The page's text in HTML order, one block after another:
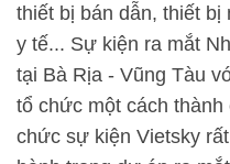
thiết bị bán dẫn, thiết
y tế... Sự kiện ra mắt
tại Bà Rịa - Vũng Tàu
tổ chức một cách
chức sự kiện Vietsky